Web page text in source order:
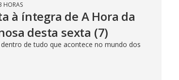
HORAS
à íntegra de A Hora da
desta sexta (7)
de tudo que acontece no mundo dos